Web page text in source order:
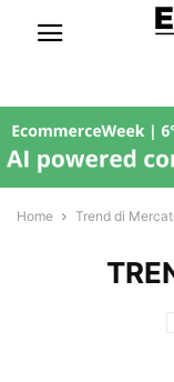
Home Trend di